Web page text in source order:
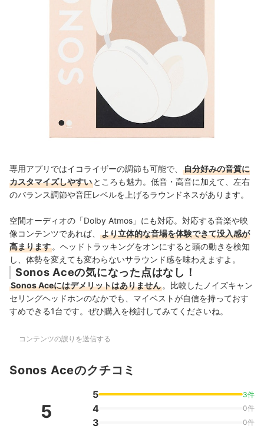
専用アプリではイコライザーの調節も可能で、
自分好みの音質に
カスタマイズしやすい ところも魅力。低音・高音に加えて、左右
のバランス調節や音圧レベルを上げるラウンドネスがあります。
空間オーディオの「Dolby Atmos」にも対応。対応する音楽や映
像コンテンツであれば、
より立体的な音場を体験できて没入感が
高まります 。ヘッドトラッキングをオンにすると頭の動きを検知
し、体勢を変えても変わらないサラウンド感を味わえますよ。
Sonos Aceの気になった点はなし！
Sonos Aceにはデメリットはありません 。比較したノイズキャン
セリングヘッドホンのなかでも、マイベストが自信を持っておす
すめできる1台です。ぜひ購入を検討してみてくださいね。
コンテンツの誤りを送信する
Sonos Aceのクチコミ
5
5 3件
4 0件
3 0件